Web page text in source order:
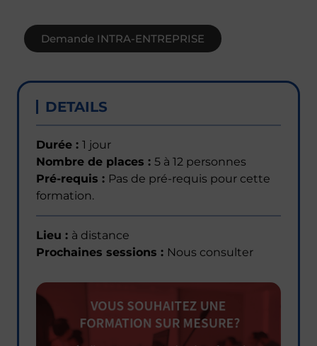
Demande INTRA-ENTREPRISE
DETAILS
Durée : 1 jour
Nombre de places : 5 à 12 personnes
Pré-requis : Pas de pré-requis pour cette
formation.
Lieu : à distance
Prochaines sessions : Nous consulter